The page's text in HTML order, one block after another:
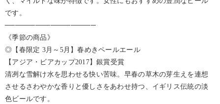
です。
──────────────────
《季節の商品》
◎【春限定 3月～5月】春めきペールエール
【アジア・ビアカップ2017】銀賞受賞
清冽な雪解け水を思わせる快い苦味。早春の草木の芽生えを連想
させるさわやかな香りと優しさをあわせ持つ、イギリス伝統の淡
色ビールです。